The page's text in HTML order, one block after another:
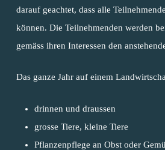
darauf geachtet, dass alle
können. Die Teilnehmenden werden
gemäss ihren Interessen den
Das ganze Jahr auf einem
drinnen und draussen
grosse Tiere, kleine Tiere
Pflanzenpflege an Obst oder